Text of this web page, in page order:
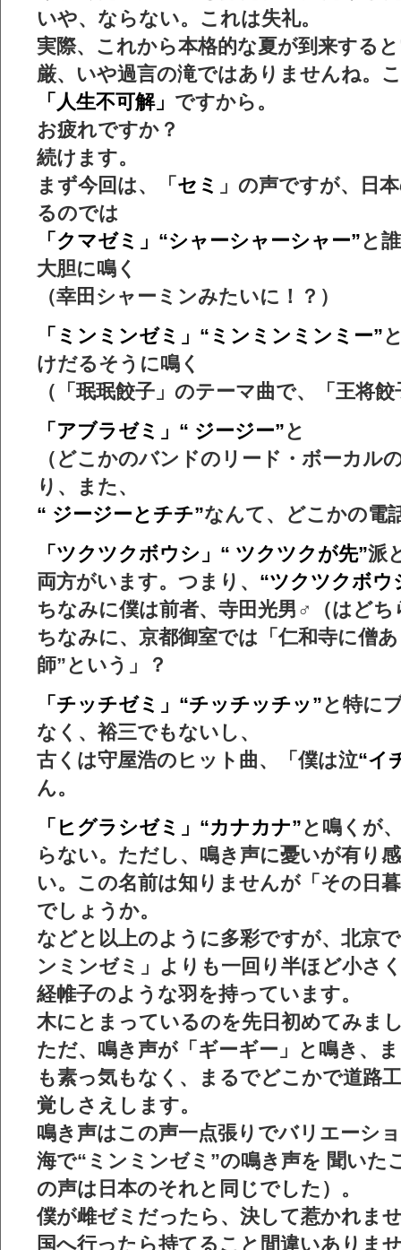
いや、ならない。これは失礼。
実際、これから本格的な夏が到来する
厳、いや過言の滝ではありませんね。
「人生不可解」 ですから。
お疲れですか？
続けます。
まず今回は、「 セミ 」の声ですが、日
るのでは
「クマゼミ」“シャーシャーシャー”と
大胆に鳴く
（幸田シャーミンみたいに！？）
「ミンミンゼミ」“ミンミンミンミー”
けだるそうに鳴く
（「珉珉餃子」のテーマ曲で、「王将
「アブラゼミ」“ ジージー”と
（どこかのバンドのリード・ボーカル
り、また、
“ ジージーとチチ”なんて、どこかの電
「ツクツクボウシ」“ ツクツクが先”派
両方がいます。つまり、 “ツクツクボウ
ちなみに僕は前者、寺田光男♂（はどち
ちなみに、京都御室では「仁和寺に僧
師”という」？
「チッチゼミ」“チッチッチッ”と特に
なく、裕三でもないし、
古くは守屋浩のヒット曲、「僕は泣“イ
ん。
「ヒグラシゼミ」“カナカナ”と鳴くが
らない。ただし、鳴き声に憂いが有り
い。この名前は知りませんが「その日
でしょうか。
などと以上のように多彩ですが、北京
ンミンゼミ」よりも一回り半ほど小さ
経帷子のような羽を持っています。
木にとまっているのを先日初めてみま
ただ、鳴き声が「ギーギー」と鳴き、
も素っ気もなく、まるでどこかで道路
覚しさえします。
鳴き声はこの声一点張りでバリエーシ
海で“ミンミンゼミ”の鳴き声を 聞いた
の声は日本のそれと同じでした）。
僕が雌ゼミだったら、決して惹かれま
国へ行ったら持てること間違いありま